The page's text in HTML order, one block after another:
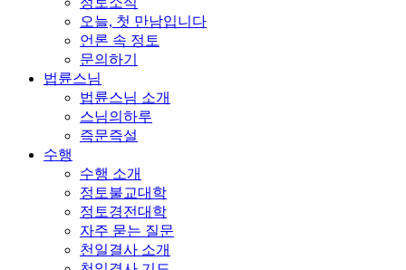
오늘, 첫 만남입니다
언론 속 정토
문의하기
법륜스님
법륜스님 소개
스님의하루
즉문즉설
수행
수행 소개
정토불교대학
정토경전대학
자주 묻는 질문
천일결사 소개